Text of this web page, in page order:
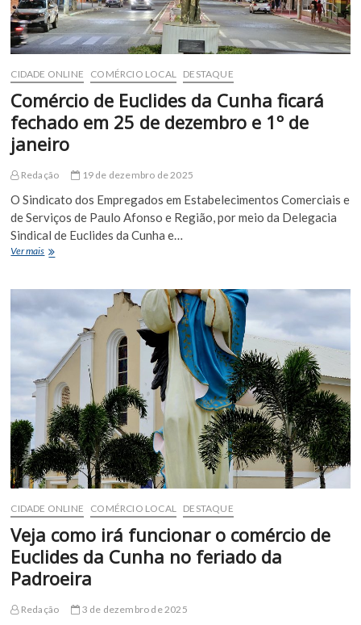
CIDADE ONLINE COMÉRCIO LOCAL DESTAQUE
Comércio de Euclides da Cunha ficará
fechado em 25 de dezembro e 1º de
janeiro
Redação 19 de dezembro de 2025
O Sindicato dos Empregados em Estabelecimentos Comerciais e
de Serviços de Paulo Afonso e Região, por meio da Delegacia
Sindical de Euclides da Cunha e…
Ver maisComércio
Cunha
25
de
dezembro
1º
de
janeiro
CIDADE ONLINE COMÉRCIO LOCAL DESTAQUE
Veja como irá funcionar o comércio de
Euclides da Cunha no feriado da
Padroeira
Redação 3 de dezembro de 2025